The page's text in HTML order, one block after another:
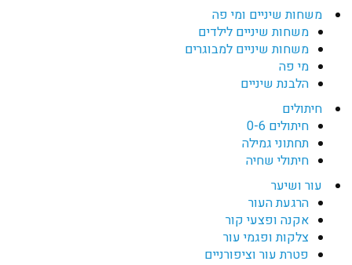
משחות שיניים ומי פה
משחות שיניים לילדים
משחות שיניים למבוגרים
מי פה
הלבנת שיניים
חיתולים
חיתולים 0-6
תחתוני גמילה
חיתולי שחיה
עור ושיער
הרגעת העור
אקנה ופצעי קור
צלקות ופגמי עור
פטרת עור וציפורניים